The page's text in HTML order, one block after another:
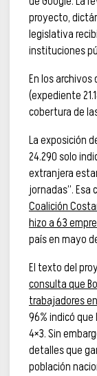
proyecto,
legislativa
instituciones
En los
(expediente
cobertura de
La exposición
24.290 solo
extranjera
jornadas”. Esa
Coalición
hizo a 63
país en mayo
El texto del
consulta que
trabajadores
96% indicó
4×3. Sin
detalles que
población